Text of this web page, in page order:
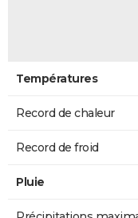
Températures
Record de chaleur
Record de froid
Pluie